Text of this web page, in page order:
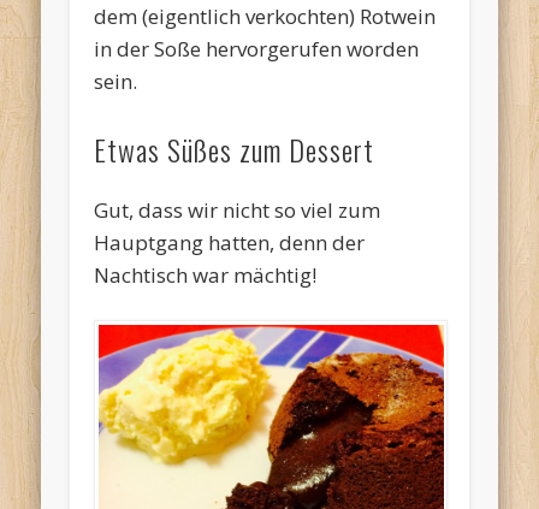
dem (eigentlich verkochten) Rotwein
in der Soße hervorgerufen worden
sein.
Etwas Süßes zum Dessert
Gut, dass wir nicht so viel zum
Hauptgang hatten, denn der
Nachtisch war mächtig!